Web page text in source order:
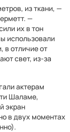
из ткани, —
—
их в тон
использовали
в отличие от
свет, из-за
актерам
Шаламе,
экран
в двух моментах